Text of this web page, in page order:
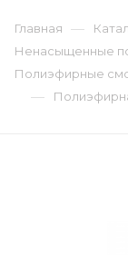
Главная —
Ненасыщенные
Полиэфирные
—